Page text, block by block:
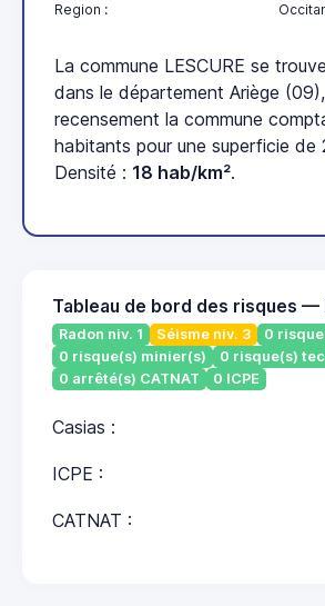
Region :
La commune LESCURE se
dans le département Ariège
recensement la commune
habitants pour une superficie de
Densité : 18 hab/km².
Tableau de bord des risques —
Radon niv. 1 Séisme niv. 3
0
0 risque(s) minier(s)
0 risque(s)
0 arrêté(s) CATNAT
0 ICPE
Casias :
ICPE :
CATNAT :